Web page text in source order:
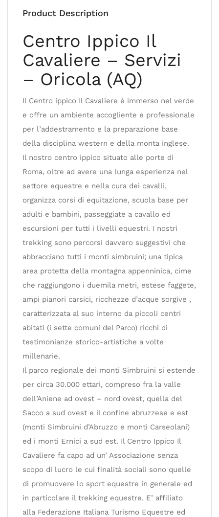
Product Description
Centro Ippico Il
Cavaliere – Servizi
– Oricola (AQ)
Il Centro ippico Il Cavaliere è immerso nel verde
e offre un ambiente accogliente e professionale
per l’addestramento e la preparazione base
della disciplina western e della monta inglese.
Il nostro centro ippico situato alle porte di
Roma, oltre ad avere una lunga esperienza nel
settore equestre e nella cura dei cavalli,
organizza corsi di equitazione, scuola base per
adulti e bambini, passeggiate a cavallo ed
escursioni per tutti i livelli equestri. I nostri
trekking sono percorsi davvero suggestivi che
abbracciano tutti i monti simbruini; una tipica
area protetta della montagna appenninica, cime
che raggiungono i duemila metri, estese faggete,
ampi pianori carsici, ricchezze d’acque sorgive ,
caratterizzata al suo interno da piccoli centri
abitati (i sette comuni del Parco) ricchi di
testimonianze storico-artistiche a volte
millenarie.
Il parco regionale dei monti Simbruini si estende
per circa 30.000 ettari, compreso fra la valle
dell’Aniene ad ovest – nord ovest, quella del
Sacco a sud ovest e il confine abruzzese e est
(monti Simbruini d’Abruzzo e monti Carseolani)
ed i monti Ernici a sud est. Il Centro Ippico Il
Cavaliere fa capo ad un’ Associazione senza
scopo di lucro le cui finalità sociali sono quelle
di promuovere lo sport equestre in generale ed
in particolare il trekking equestre. E’ affiliato
alla Federazione Italiana Turismo Equestre ed